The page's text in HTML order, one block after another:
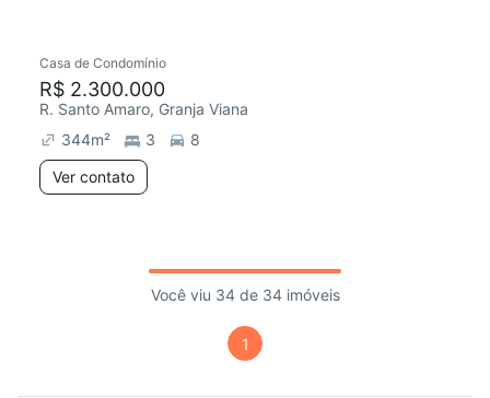
Casa de Condomínio
R$ 2.300.000
R. Santo Amaro, Granja Viana
344m² 3
8
Ver contato
Você viu 34 de 34 imóveis
1